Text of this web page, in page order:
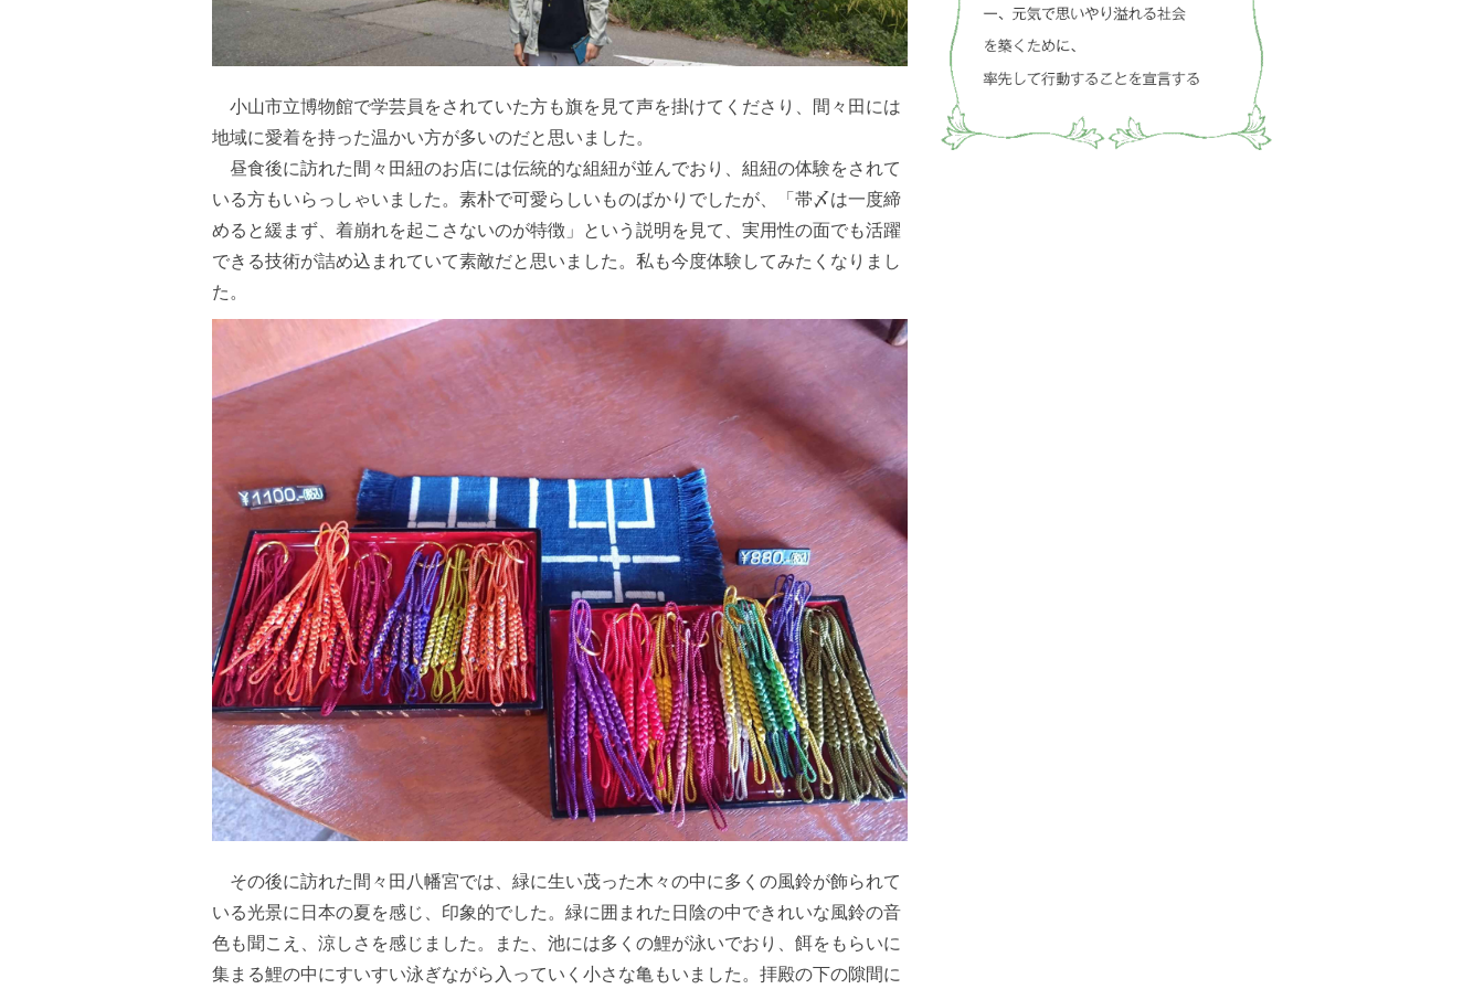
小山市立博物館で学芸員をされていた方も旗を見て声を掛けてくださり、間々田には
地域に愛着を持った温かい方が多いのだと思いました。
昼食後に訪れた間々田紐のお店には伝統的な組紐が並んでおり、組紐の体験をされて
いる方もいらっしゃいました。素朴で可愛らしいものばかりでしたが、「帯〆は一度締
めると緩まず、着崩れを起こさないのが特徴」という説明を見て、実用性の面でも活躍
できる技術が詰め込まれていて素敵だと思いました。私も今度体験してみたくなりまし
た。
その後に訪れた間々田八幡宮では、緑に生い茂った木々の中に多くの風鈴が飾られて
いる光景に日本の夏を感じ、印象的でした。緑に囲まれた日陰の中できれいな風鈴の音
色も聞こえ、涼しさを感じました。また、池には多くの鯉が泳いでおり、餌をもらいに
集まる鯉の中にすいすい泳ぎながら入っていく小さな亀もいました。拝殿の下の隙間に